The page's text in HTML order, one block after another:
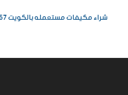
شراء مكيفات مستعمله بالكويت 97766557